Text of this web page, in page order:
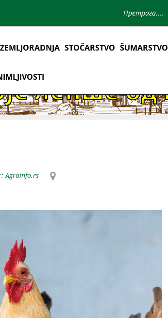
ZEMLJORADNJA STOČARSTVO ŠUMARSTVO
Agroinfo.rs